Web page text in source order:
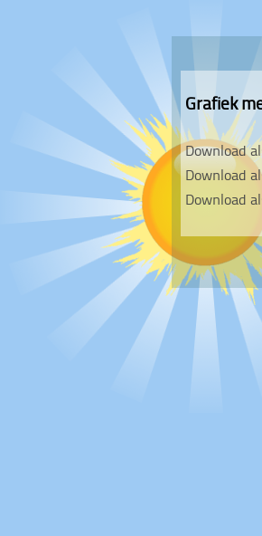
Grafiek
Download
Download
Download